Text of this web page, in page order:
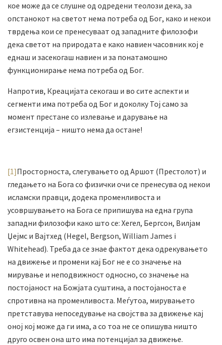
кое може да се слушне од одредени теолози дека, за
опстанокот на светот нема потреба од Бог, како и некои
тврдења кои се пренесуваат од западните филозофи
дека светот на природата е како навиен часовник кој е
еднаш и засекогаш навиен и за понатамошно
функционирање нема потреба од Бог.
Напротив, Креацијата секогаш и во сите аспекти и
сегменти има потреба од Бог и доколку Тој само за
момент престане со излевање и дарување на
егзистенција – ништо нема да остане!
[1]Просторноста, слегувањето од Аршот (Престолот) и
гледањето на Бога со физички очи се пренесува од некои
исламски правци, додека променливоста и
усовршувањето на Бога се припишува на една група
западни филозофи како што се: Хегел, Бергсон, Вилјам
Џејмс и Вајтхед (Hegel, Bergson, William James i
Whitehead). Треба да се знае фактот дека одрекувањето
на движење и промени кај Бог не е со значење на
мирување и неподвижност односно, со значење на
постојаност на Божјата суштина, а постојаноста е
спротивна на променливоста. Меѓутоа, мирувањето
претставува непоседување на својства за движење кај
оној кој може да ги има, а со тоа не се опишува ништо
друго освен она што има потенцијал за движење.